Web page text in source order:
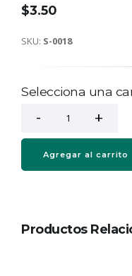
$3.50
SKU: S-0018
Selecciona una
Agregar al carrito
Productos